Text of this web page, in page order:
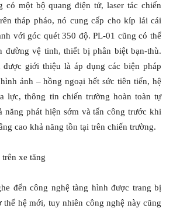
có một bộ quang điện tử, laser tác chiến
tháp pháo, nó cung cấp cho kíp lái cái
với góc quét 350 độ. PL-01 cũng có thể
đường vệ tinh, thiết bị phân biệt bạn-thù.
được giới thiệu là áp dụng các biện pháp
ảnh – hồng ngoại hết sức tiên tiến, hệ
lực, thông tin chiến trường hoàn toàn tự
năng phát hiện sớm và tấn công trước khi
cao khả năng tồn tại trên chiến trường.
xe tăng
đến công nghệ tàng hình được trang bị
thế hệ mới, tuy nhiên công nghệ này cũng